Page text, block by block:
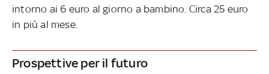
intorno ai 6 euro al giorno a bambino. Circa 25 euro
in più al mese.
Prospettive per il futuro